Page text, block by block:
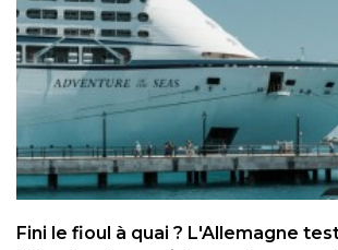
Fini le fioul à quai ? L'Allemagne